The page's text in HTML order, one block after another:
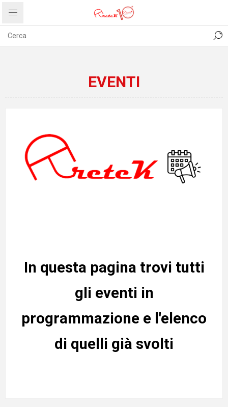
PRIVACY ABOUT US
EVENTI
In questa pagina trovi tutti
gli eventi in
programmazione e l'elenco
di quelli già svolti